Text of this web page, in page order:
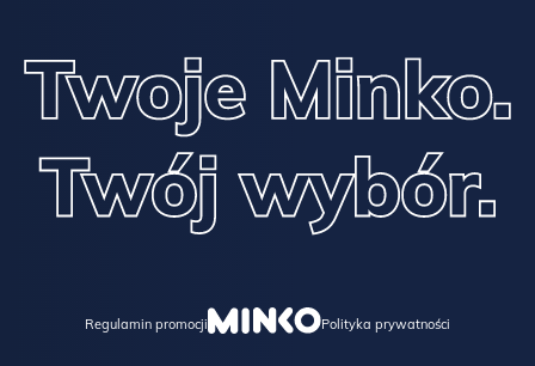
Regulamin promocji Polityka prywatności